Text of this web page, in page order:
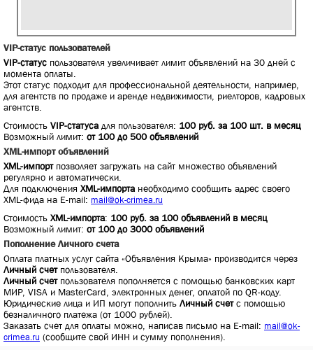
VIP-статус пользователей
VIP-статус пользователя увеличивает лимит объявлений на 30 дней с
момента оплаты.
Этот статус подходит для профессиональной деятельности, например,
для агентств по продаже и аренде недвижимости, риелторов, кадровых
агентств.
Стоимость VIP-статуса для пользователя: 100 руб. за 100 шт. в месяц
Возможный лимит: от 100 до 500 объявлений
XML-импорт объявлений
XML-импортпозволяет загружать на сайт множество объявлений
регулярно и автоматически.
Для подключения XML-импорта необходимо сообщить адрес своего
XML-фида на E-mail: mail@ok-crimea.ru
Стоимость XML-импорта: 100 руб. за 100 объявлений в месяц
Возможный лимит: от 100 до 3000 объявлений
Пополнение Личного счета
Оплата платных услуг сайта «Объявления Крыма» производится через
Личный счетпользователя.
Личный счетпользователя пополняется с помощью банковских карт
МИР, VISA и MasterCard, электронных денег, оплатой по QR-коду.
Юридические лица и ИП могут пополнить Личный счетс помощью
безналичного платежа (от 1000 рублей).
Заказать счет для оплаты можно, написав письмо на E-mail: mail@ok-
crimea.ru (сообщите свой ИНН и сумму пополнения).